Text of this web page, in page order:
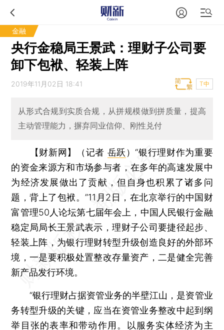
金融
央行金稳局王景武：理财子公司要
卸下包袱、轻装上阵
2019年11月02日 18:41 T中
从形式合规到实质合规，从拼规模做到拼质量，提高
主动管理能力，摒弃同业信仰、刚性兑付
【财新网】（记者 岳跃 ）“银行理财作为重要
的资金来源方和市场参与者，在多年的高速发展中
为经济发展做出了贡献，但自身也积累了诸多问
题，背上了包袱。”11月2日，在北京举行的中国财
富管理50人论坛第七届年会上，中国人民银行金融
稳定局局长王景武表示，理财子公司要捷径起步、
轻装上阵，为银行理财转型升级创造良好的外部环
境，一是要积极处置整改存量资产，二是健全完善
新产品发行环境。
“银行理财占据资管业务的半壁江山，是资管业
务转型升级的关键，应当在资管业务整改中起到纲
举目张的表率和带动作用。以服务实体经济为主